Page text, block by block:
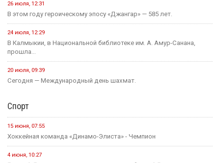
26 июля, 12:31
В этом году героическому эпосу «Джангар» — 585 лет.
24 июля, 12:29
В Калмыкии, в Национальной библиотеке им. А. Амур-Санана,
прошла...
20 июля, 09:39
Сегодня — Международный день шахмат.
Спорт
15 июня, 07:55
Хоккейная команда «Динамо-Элиста» - Чемпион
4 июня, 10:27